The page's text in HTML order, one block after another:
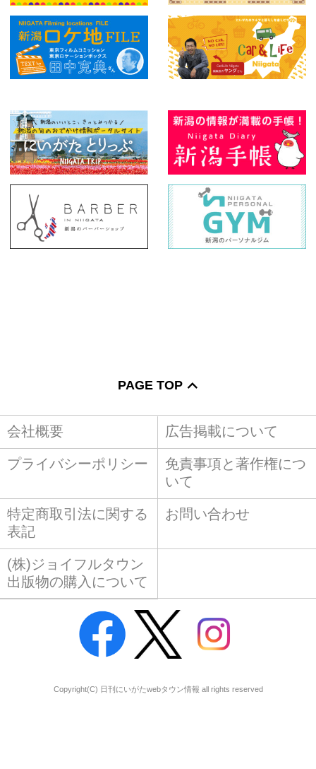
PAGE TOP
会社概要 広告掲載について
プライバシーポリシー
免責事項と著作権につ
いて
特定商取引法に関する
表記
お問い合わせ
(株)ジョイフルタウン
出版物の購入について
Copyright(C) 日刊にいがたwebタウン情報 all rights reserved